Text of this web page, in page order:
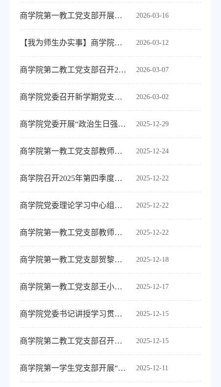
2026-03-16
商学院第一教工党支部开展学雷锋主题活动
2026-03-12
【我为师生办实事】商学院开展“助力考研梦 党员在行动”考研复试辅导活动
2026-03-07
商学院第二教工党支部召开2025年度组织生活会和开展民主评议党员工作
2026-03-02
商学院党委召开新学期党支部工作部署会
2025-12-29
商学院党委开展“政治生日强党性 初心如磐再出发”主题党日活动
2025-12-24
商学院第一教工党支部教师团队指导学生斩获全国高校商业精英挑战赛多项奖项
2025-12-22
商学院召开2025年第四季度意识形态和安全稳定分析研判会
2025-12-22
商学院党委理论学习中心组召开2025年第六次学习会
2025-12-22
商学院第一教工党支部教师荣获2025年“优秀任课教师”称号
2025-12-18
商学院第一教工党支部贺黎主讲课程荣获校级“优秀课堂”
2025-12-17
商学院第一教工党支部王小艳主讲课程荣获校级“优秀课堂”
2025-12-15
商学院党委书记讲授学习贯彻党的二十届四中全会精神专题党课
2025-12-15
商学院第二教工党支部召开预备党员转正大会
2025-12-11
商学院第一学生党支部开展“中国共产党人精神谱系”宣讲